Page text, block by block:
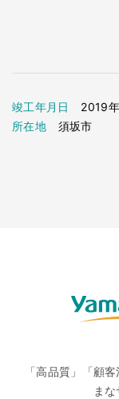
竣工年月日
2019
所在地
須坂市
「高品質」「顧
ま